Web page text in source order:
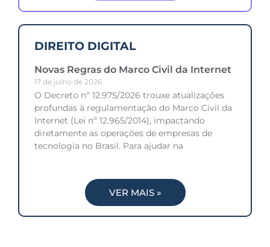
DIREITO DIGITAL
Novas Regras do Marco Civil da Internet
17 de julho de 2026
O Decreto nº 12.975/2026 trouxe atualizações
profundas à regulamentação do Marco Civil da
Internet (Lei nº 12.965/2014), impactando
diretamente as operações de empresas de
tecnologia no Brasil. Para ajudar na
VER MAIS »